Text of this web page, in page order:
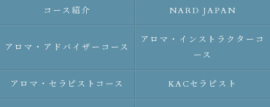
コース紹介 NARD JAPAN
アロマ・アドバイザーコース
アロマ・インストラクターコ
ース
アロマ・セラピストコース KACセラピスト